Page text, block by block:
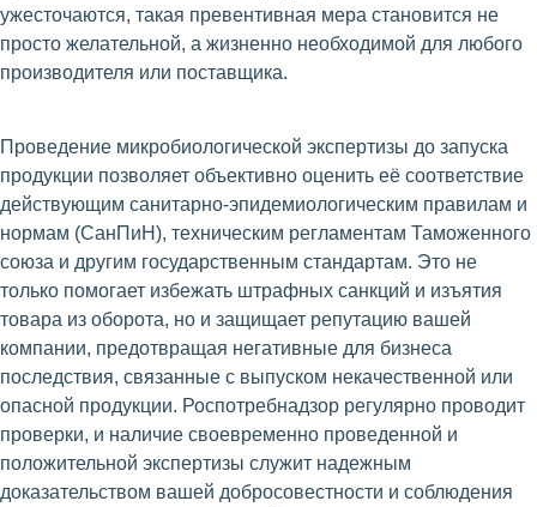
ужесточаются, такая превентивная мера становится не
просто желательной, а жизненно необходимой для любого
производителя или поставщика.
Проведение микробиологической экспертизы до запуска
продукции позволяет объективно оценить её соответствие
действующим санитарно-эпидемиологическим правилам и
нормам (СанПиН), техническим регламентам Таможенного
союза и другим государственным стандартам. Это не
только помогает избежать штрафных санкций и изъятия
товара из оборота, но и защищает репутацию вашей
компании, предотвращая негативные для бизнеса
последствия, связанные с выпуском некачественной или
опасной продукции. Роспотребнадзор регулярно проводит
проверки, и наличие своевременно проведенной и
положительной экспертизы служит надежным
доказательством вашей добросовестности и соблюдения